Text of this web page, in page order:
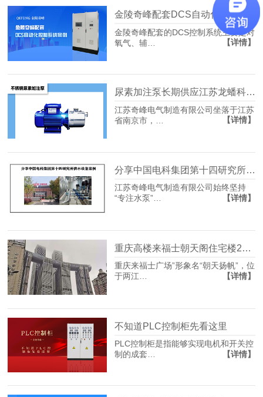
金陵奇峰配套DCS自动化控制系统案例分享
金陵奇峰配套的DCS控制系统主要是对
氧气、辅…
【详情】
尿素加注泵长期供应江苏龙蟠科技多年
江苏奇峰电气制造有限公司坐落于江苏
省南京市，…
【详情】
分享中国电科集团第十四研究所供水设备案例
江苏奇峰电气制造有限公司始终坚持
“专注水泵”…
【详情】
重庆高楼来福士朝天阁住宅楼240亿消防配套项目案例
重庆来福士广场”形象名“朝天扬帆”，位
于两江…
【详情】
不知道PLC控制柜先看这里
PLC控制柜是指能够实现电机和开关控
制的成套…
【详情】